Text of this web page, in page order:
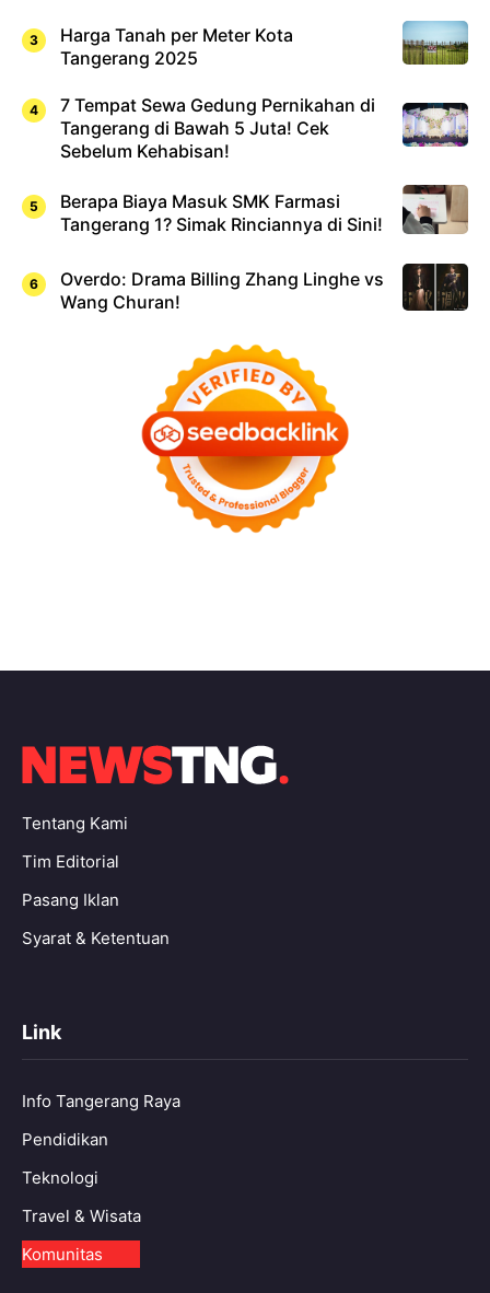
Harga Tanah per Meter Kota
Tangerang 2025
7 Tempat Sewa Gedung Pernikahan di
Tangerang di Bawah 5 Juta! Cek
Sebelum Kehabisan!
Berapa Biaya Masuk SMK Farmasi
Tangerang 1? Simak Rinciannya di Sini!
Overdo: Drama Billing Zhang Linghe vs
Wang Churan!
Tentang Kami
Tim Editorial
Pasang Iklan
Syarat & Ketentuan
Link
Info Tangerang Raya
Pendidikan
Teknologi
Travel & Wisata
Komunitas